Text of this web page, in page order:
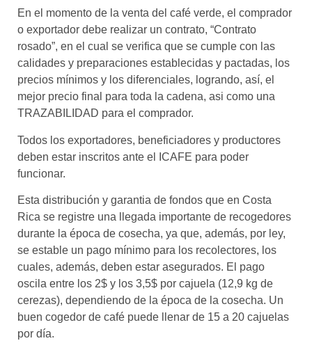
En el momento de la venta del café verde, el comprador
o exportador debe realizar un contrato, “Contrato
rosado”, en el cual se verifica que se cumple con las
calidades y preparaciones establecidas y pactadas, los
precios mínimos y los diferenciales, logrando, así, el
mejor precio final para toda la cadena, asi como una
TRAZABILIDAD para el comprador.
Todos los exportadores, beneficiadores y productores
deben estar inscritos ante el ICAFE para poder
funcionar.
Esta distribución y garantia de fondos que en Costa
Rica se registre una llegada importante de recogedores
durante la época de cosecha, ya que, además, por ley,
se estable un pago mínimo para los recolectores, los
cuales, además, deben estar asegurados. El pago
oscila entre los 2$ y los 3,5$ por cajuela (12,9 kg de
cerezas), dependiendo de la época de la cosecha. Un
buen cogedor de café puede llenar de 15 a 20 cajuelas
por día.